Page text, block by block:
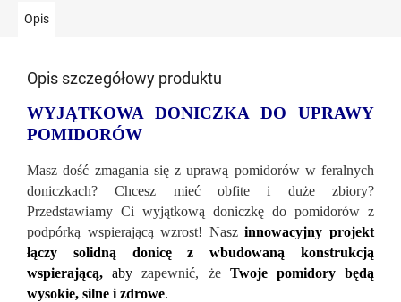
Opis
Opis szczegółowy produktu
WYJĄTKOWA DONICZKA DO UPRAWY
POMIDORÓW
Masz dość zmagania się z uprawą pomidorów w feralnych
doniczkach? Chcesz mieć obfite i duże zbiory?
Przedstawiamy Ci wyjątkową doniczkę do pomidorów z
podpórką wspierającą wzrost! Naszinnowacyjny projekt
łączy solidną donicę z wbudowaną konstrukcją
wspierającą,abyzapewnić, że Twoje pomidory będą
wysokie, silne i zdrowe.